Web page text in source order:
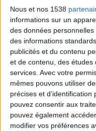
Nous et nos 1538
informations sur un
des données
des informations
publicités et du contenu
et de contenu, des
services. Avec votre
mêmes pouvons utiliser
précises et
pouvez consentir aux
pouvez également
modifier vos préférences
Webinaires